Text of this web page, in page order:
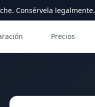
Consérvela legalmente.
Precios